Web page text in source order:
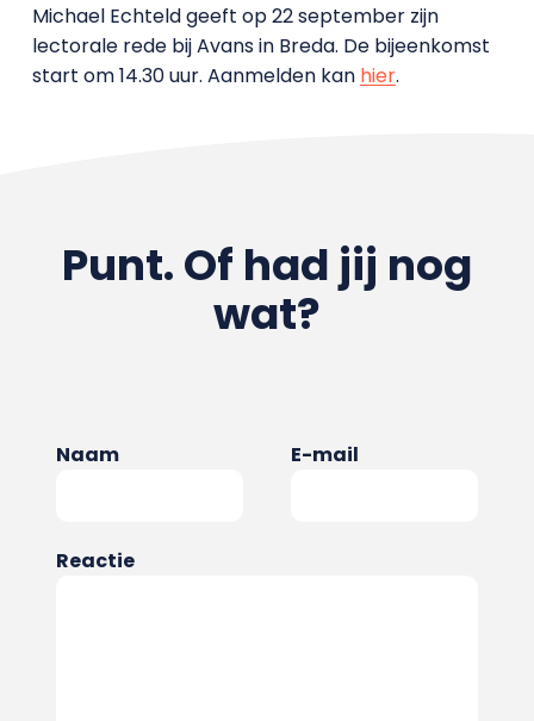
Michael Echteld geeft op 22 september zijn
lectorale rede bij Avans in Breda. De bijeenkomst
start om 14.30 uur. Aanmelden kan hier.
Punt. Of had jij nog
wat?
Naam E-mail
Reactie